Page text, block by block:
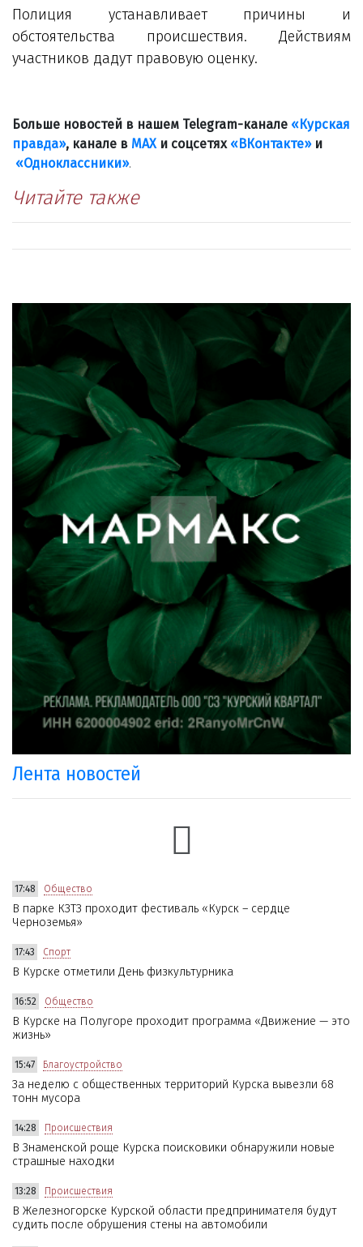
Полиция устанавливает причины и
обстоятельства происшествия. Действиям
участников дадут правовую оценку.
Больше новостей в нашем Telegram-канале «Курская
правда», канале в МАХ и соцсетях «ВКонтакте»и
«Одноклассники».
Читайте также
Лента новостей
17:48 Общество
В парке КЗТЗ проходит фестиваль «Курск – сердце
Черноземья»
17:43 Спорт
В Курске отметили День физкультурника
16:52 Общество
В Курске на Полугоре проходит программа «Движение — это
жизнь»
15:47 Благоустройство
За неделю с общественных территорий Курска вывезли 68
тонн мусора
14:28 Происшествия
В Знаменской роще Курска поисковики обнаружили новые
страшные находки
13:28 Происшествия
В Железногорске Курской области предпринимателя будут
судить после обрушения стены на автомобили